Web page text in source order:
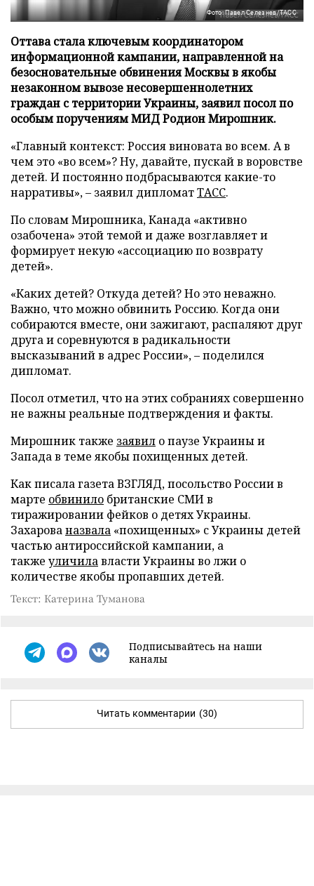
Фото: Павел Селезнев/ТАСС
Оттава стала ключевым координатором
информационной кампании, направленной на
безосновательные обвинения Москвы в якобы
незаконном вывозе несовершеннолетних
граждан с территории Украины, заявил посол по
особым поручениям МИД Родион Мирошник.
«Главный контекст: Россия виновата во всем. А в
чем это «во всем»? Ну, давайте, пускай в воровстве
детей. И постоянно подбрасываются какие-то
нарративы», – заявил дипломатТАСС.
По словам Мирошника, Канада «активно
озабочена» этой темой и даже возглавляет и
формирует некую «ассоциацию по возврату
детей».
«Каких детей? Откуда детей? Но это неважно.
Важно, что можно обвинить Россию. Когда они
собираются вместе, они зажигают, распаляют друг
друга и соревнуются в радикальности
высказываний в адрес России», – поделился
дипломат.
Посол отметил, что на этих собраниях совершенно
не важны реальные подтверждения и факты.
Мирошник также заявил о паузе Украины и
Запада в теме якобы похищенных детей.
Как писала газета ВЗГЛЯД, посольство России в
марте обвинило британские СМИ в
тиражировании фейков о детях Украины.
Захарованазвала «похищенных» с Украины детей
частью антироссийской кампании, а
также уличилавласти Украины во лжи о
количестве якобы пропавших детей.
Текст: Катерина Туманова
Подписывайтесь на наши
каналы
Читать комментарии (30)